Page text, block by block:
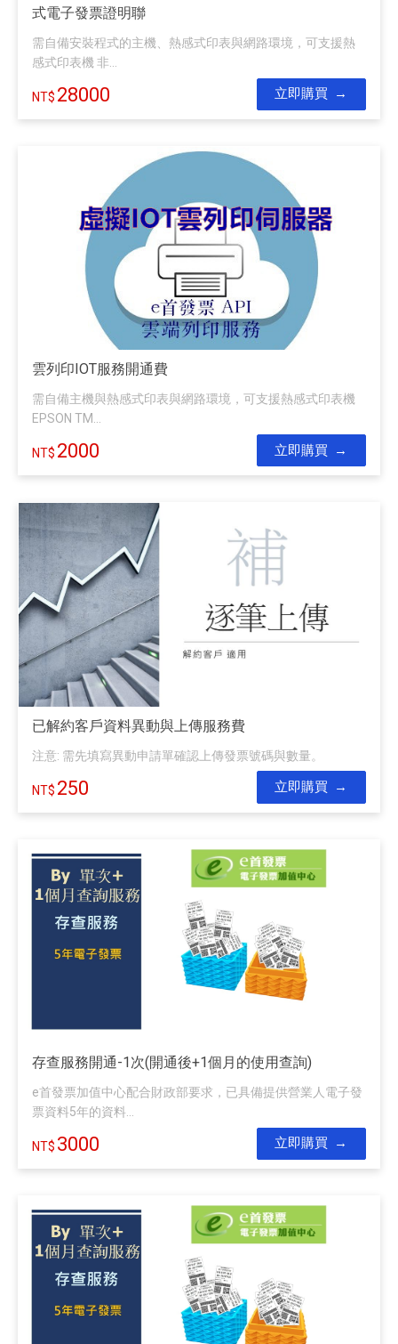
式電子發票證明聯
需自備安裝程式的主機、熱感式印表與網路環境，可支援熱
感式印表機 非...
28000 立即購買
雲列印IOT服務開通費
需自備主機與熱感式印表與網路環境，可支援熱感式印表機
EPSON TM...
2000 立即購買
已解約客戶資料異動與上傳服務費
注意: 需先填寫異動申請單確認上傳發票號碼與數量。
250 立即購買
存查服務開通-1次(開通後+1個月的使用查詢)
e首發票加值中心配合財政部要求，已具備提供營業人電子發
票資料5年的資料...
3000 立即購買